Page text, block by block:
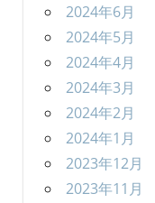
2024年6月
2024年5月
2024年4月
2024年3月
2024年2月
2024年1月
2023年12月
2023年11月